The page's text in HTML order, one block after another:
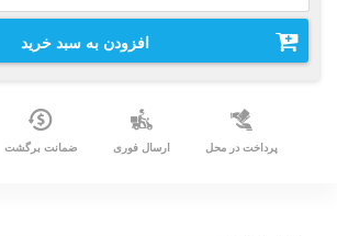
افزودن به سبد خرید
پرداخت در محل ارسال فوری ضمانت برگشت